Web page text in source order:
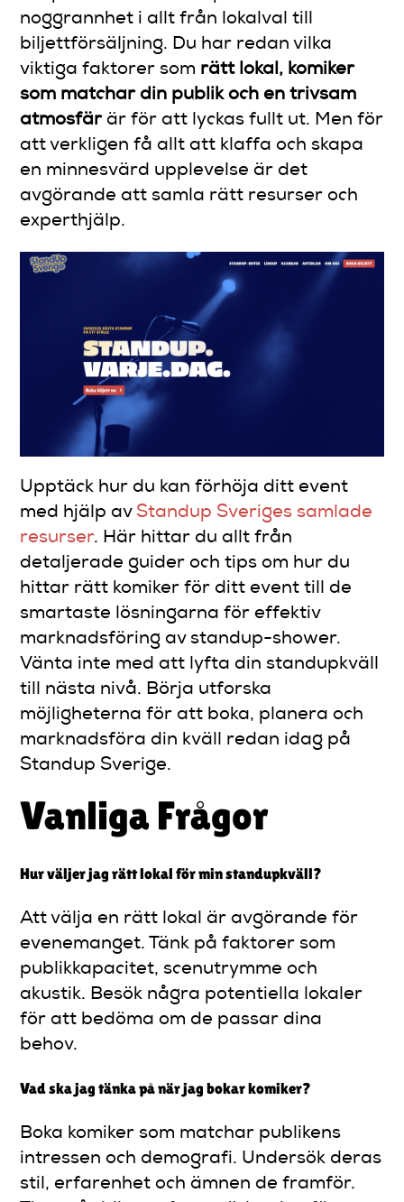
noggrannhet i allt från lokalval till
biljettförsäljning. Du har redan vilka
viktiga faktorer som rätt lokal, komiker
som matchar din publik och en trivsam
atmosfärär för att lyckas fullt ut. Men för
att verkligen få allt att klaffa och skapa
en minnesvärd upplevelse är det
avgörande att samla rätt resurser och
experthjälp.
Upptäck hur du kan förhöja ditt event
med hjälp av Standup Sveriges samlade
resurser. Här hittar du allt från
detaljerade guider och tips om hur du
hittar rätt komiker för ditt event till de
smartaste lösningarna för effektiv
marknadsföring av standup-shower.
Vänta inte med att lyfta din standupkväll
till nästa nivå. Börja utforska
möjligheterna för att boka, planera och
marknadsföra din kväll redan idag på
Standup Sverige.
Vanliga Frågor
Hur väljer jag rätt lokal för min standupkväll?
Att välja en rätt lokal är avgörande för
evenemanget. Tänk på faktorer som
publikkapacitet, scenutrymme och
akustik. Besök några potentiella lokaler
för att bedöma om de passar dina
behov.
Vad ska jag tänka på när jag bokar komiker?
Boka komiker som matchar publikens
intressen och demografi. Undersök deras
stil, erfarenhet och ämnen de framför.